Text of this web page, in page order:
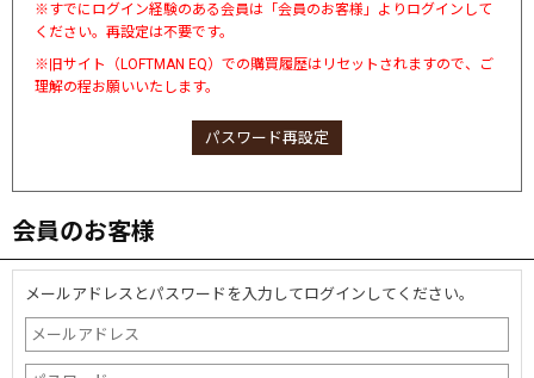
※すでにログイン経験のある会員は「会員のお客様」よりログインして
ください。再設定は不要です。
※旧サイト（LOFTMAN EQ）での購買履歴はリセットされますので、ご
理解の程お願いいたします。
パスワード再設定
会員のお客様
メールアドレスとパスワードを入力してログインしてください。